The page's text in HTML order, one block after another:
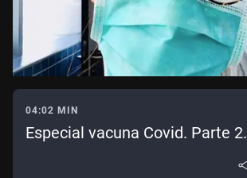
04:02 MIN
Especial vacuna Covid. Parte 2.